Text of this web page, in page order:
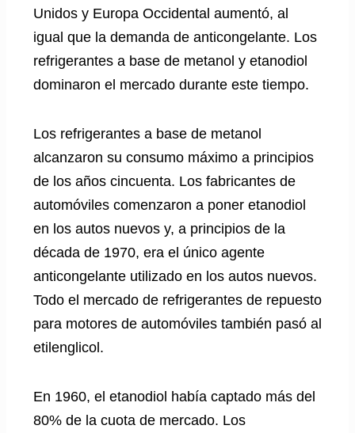
Unidos y Europa Occidental aumentó, al
igual que la demanda de anticongelante. Los
refrigerantes a base de metanol y etanodiol
dominaron el mercado durante este tiempo.
Los refrigerantes a base de metanol
alcanzaron su consumo máximo a principios
de los años cincuenta. Los fabricantes de
automóviles comenzaron a poner etanodiol
en los autos nuevos y, a principios de la
década de 1970, era el único agente
anticongelante utilizado en los autos nuevos.
Todo el mercado de refrigerantes de repuesto
para motores de automóviles también pasó al
etilenglicol.
En 1960, el etanodiol había captado más del
80% de la cuota de mercado. Los